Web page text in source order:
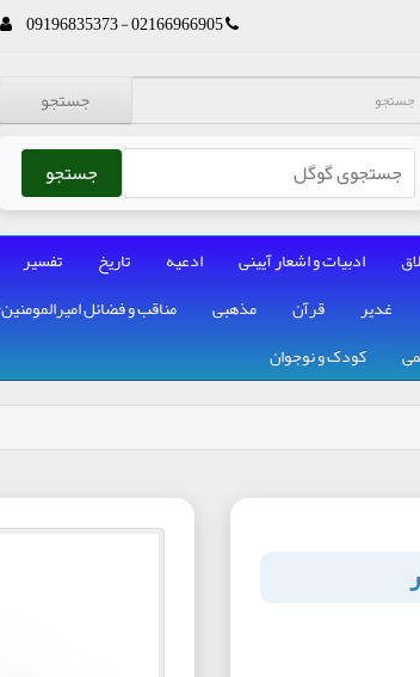
02166966905 - 09196835373
جستجو
جستجو
ادبیات و اشعار آیینی ادعیه تاریخ تفسیر
غدیر قرآن مذهبی مناقب و فضائل
کودک و نوجوان